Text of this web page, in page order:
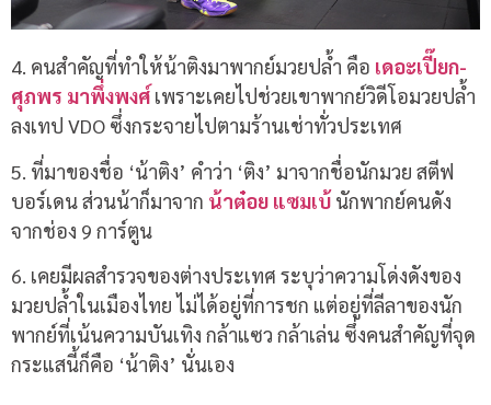
4. คนสำคัญที่ทำให้น้าติงมาพากย์มวยปล้ำ คือ เดอะเปี๊ยก-
ศุภพร มาพึ่งพงศ์ เพราะเคยไปช่วยเขาพากย์วิดีโอมวยปล้ำ
ลงเทป VDO ซึ่งกระจายไปตามร้านเช่าทั่วประเทศ
5. ที่มาของชื่อ ‘น้าติง’ คำว่า ‘ติง’ มาจากชื่อนักมวย สตีฟ
บอร์เดน ส่วนน้าก็มาจาก น้าต๋อย แซมเบ้ นักพากย์คนดัง
จากช่อง 9 การ์ตูน
6. เคยมีผลสำรวจของต่างประเทศ ระบุว่าความโด่งดังของ
มวยปล้ำในเมืองไทย ไม่ได้อยู่ที่การชก แต่อยู่ที่ลีลาของนัก
พากย์ที่เน้นความบันเทิง กล้าแซว กล้าเล่น ซึ่งคนสำคัญที่จุด
กระแสนี้ก็คือ ‘น้าติง’ นั่นเอง